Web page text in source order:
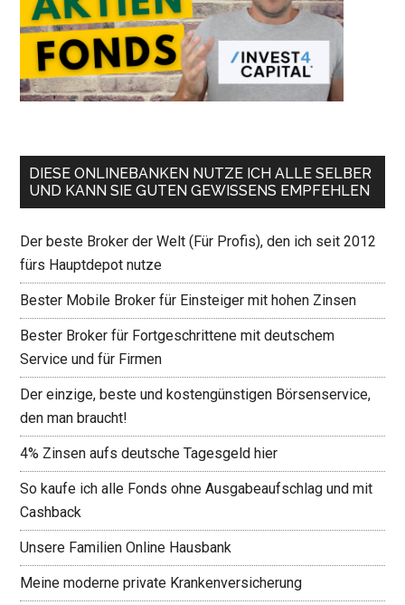
DIESE ONLINEBANKEN NUTZE ICH ALLE SELBER
UND KANN SIE GUTEN GEWISSENS EMPFEHLEN
Der beste Broker der Welt (Für Profis), den ich seit 2012
fürs Hauptdepot nutze
Bester Mobile Broker für Einsteiger mit hohen Zinsen
Bester Broker für Fortgeschrittene mit deutschem
Service und für Firmen
Der einzige, beste und kostengünstigen Börsenservice,
den man braucht!
4% Zinsen aufs deutsche Tagesgeld hier
So kaufe ich alle Fonds ohne Ausgabeaufschlag und mit
Cashback
Unsere Familien Online Hausbank
Meine moderne private Krankenversicherung